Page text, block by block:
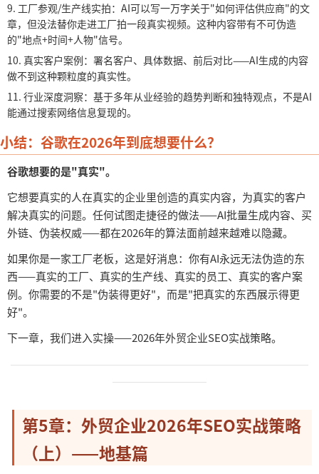
9. 工厂参观/生产线实拍：AI可以写一万字关于"如何评估供应商"的文
章，但没法替你走进工厂拍一段真实视频。这种内容带有不可伪造
的"地点+时间+人物"信号。
10. 真实客户案例：署名客户、具体数据、前后对比——AI生成的内容
做不到这种颗粒度的真实性。
11. 行业深度洞察：基于多年从业经验的趋势判断和独特观点，不是AI
能通过搜索网络信息复现的。
小结：谷歌在2026年到底想要什么？
谷歌想要的是"真实"。
它想要真实的人在真实的企业里创造的真实内容，为真实的客户
解决真实的问题。任何试图走捷径的做法——AI批量生成内容、买
外链、伪装权威——都在2026年的算法面前越来越难以隐藏。
如果你是一家工厂老板，这是好消息：你有AI永远无法伪造的东
西——真实的工厂、真实的生产线、真实的员工、真实的客户案
例。你需要的不是"伪装得更好"，而是"把真实的东西展示得更
好"。
下一章，我们进入实操——2026年外贸企业SEO实战策略。
──────────────────────────────────────
────────────
第5章：外贸企业2026年SEO实战策略
（上）——地基篇